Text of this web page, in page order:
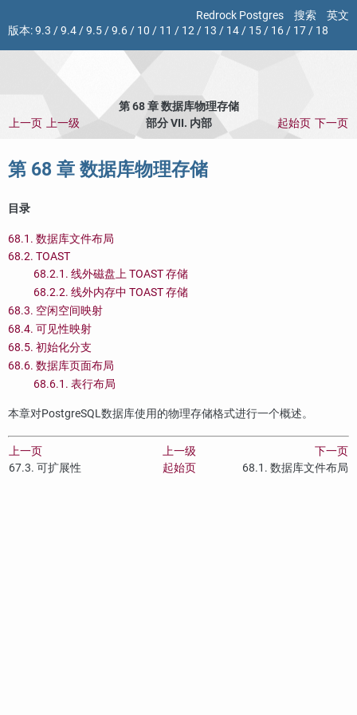
Redrock Postgres 搜索
英文
版本:9.3 /9.4/9.5/9.6/ 10 / 11 / 12/ 13 / 14/ 15/ 16/ 17/ 18
第 68 章 数据库物理存储
上一页 上一级 部分 VII. 内部 起始页 下一页
第 68 章 数据库物理存储
目录
68.1. 数据库文件布局
68.2. TOAST
68.2.1. 线外磁盘上 TOAST 存储
68.2.2. 线外内存中 TOAST 存储
68.3. 空闲空间映射
68.4. 可见性映射
68.5. 初始化分支
68.6. 数据库页面布局
68.6.1. 表行布局
本章对PostgreSQL数据库使用的物理存储格式进行一个概述。
上一页 上一级
下一页
67.3. 可扩展性
起始页 68.1. 数据库文件布局